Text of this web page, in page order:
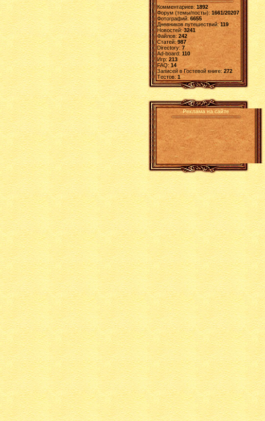
Комментариев: 1892
Форум (темы/посты):1661/20207
Фотографий:6655
Дневников путешествий:119
Новостей:3241
Файлов: 242
Статей:987
Directory: 7
Ad-board:110
Игр: 213
FAQ:14
Записей в Гостевой книге:272
Tестов: 1
Реклама на сайте